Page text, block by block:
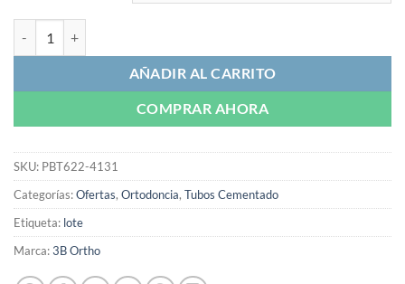
AÑADIR AL CARRITO
COMPRAR AHORA
SKU: PBT622-4131
Categorías:Ofertas, Ortodoncia, Tubos Cementado
Etiqueta: lote
Marca:3B Ortho